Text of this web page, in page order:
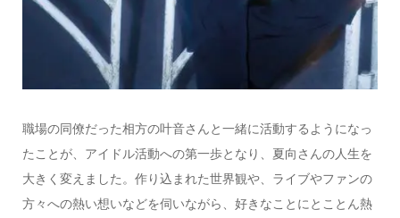
職場の同僚だった相方の叶音さんと一緒に活動するようになっ
たことが、アイドル活動への第一歩となり、夏向さんの人生を
大きく変えました。作り込まれた世界観や、ライブやファンの
方々への熱い想いなどを伺いながら、好きなことにとことん熱